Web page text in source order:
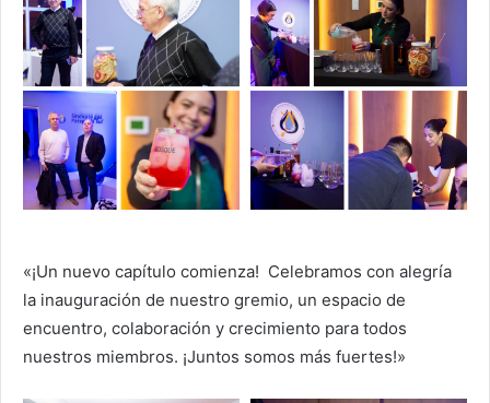
«¡Un nuevo capítulo comienza! Celebramos con alegría
la inauguración de nuestro gremio, un espacio de
encuentro, colaboración y crecimiento para todos
nuestros miembros. ¡Juntos somos más fuertes!»